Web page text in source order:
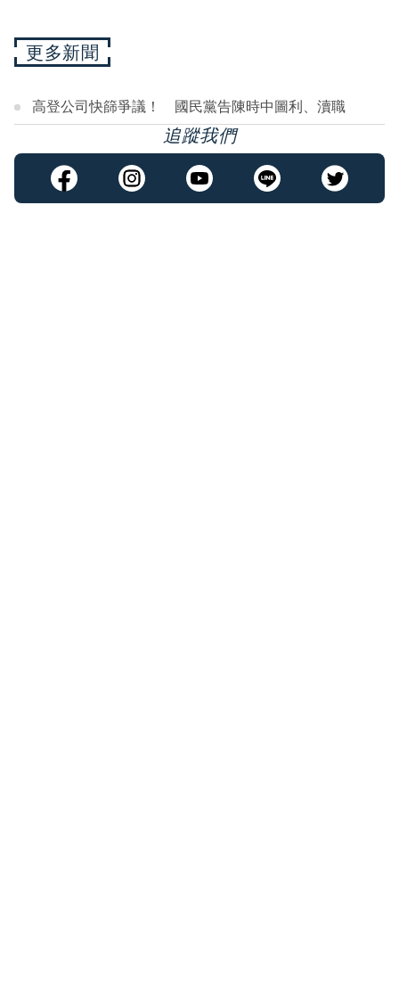
更多新聞
高登公司快篩爭議！ 國民黨告陳時中圖利、瀆職
追蹤我們